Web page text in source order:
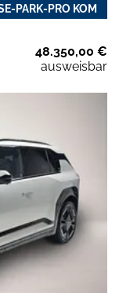
PARK-PRO KOM
48.350,00 €
ausweisbar